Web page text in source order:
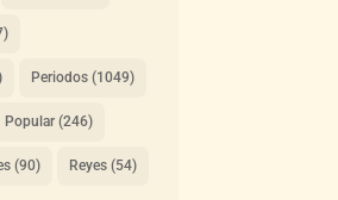
Periodos(1049)
Popular(246)
(90) Reyes(54)